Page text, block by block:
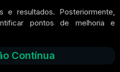
e resultados. Posteriormente,
pontos de melhoria e
Contínua